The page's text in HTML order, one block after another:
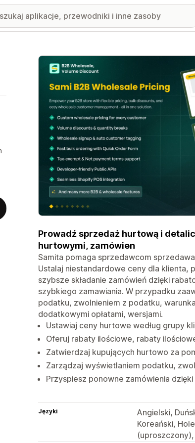
Wyróżnione obrazy w galerii
Prowadź sprzedaż hurtową i
hurtowymi, zamówien
Samita pomaga sprzedawcom
Ustalaj niestandardowe ceny dla klienta,
szybsze składanie zamówień dzięki
szybkiego zamawiania. W przypadku
podatku, zwolnieniem z podatku,
dodatkowymi opłatami, wersjami.
Ustawiaj ceny hurtowe według grupy
Oferuj rabaty ilościowe, rabaty
Zatwierdzaj kupujących hurtowo za
Zarządzaj wyświetlaniem podatku,
Przyspiesz ponowne zamówienia
Języki
Angielski,
Koreański,